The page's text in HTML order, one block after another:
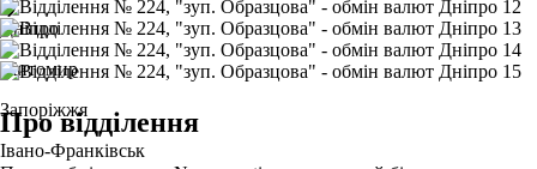
Дніпро
Житомир
Запоріжжя
Івано-Франківськ
Про відділення